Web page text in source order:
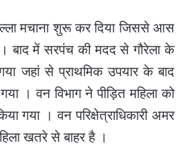
मचाना शुरू कर दिया जिससे आस
बाद में सरपंच की मदद से गौरेला के
जहां से प्राथमिक उपयार के बाद
। वन विभाग ने पीड़ित महिला को
गया । वन परिक्षेत्राधिकारी अमर
खतरे से बाहर है ।